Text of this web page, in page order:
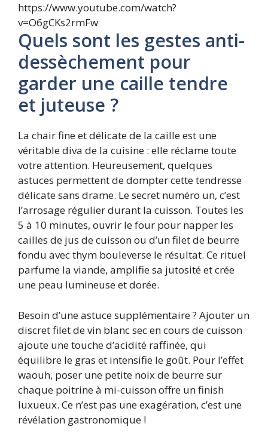
https://www.youtube.com/watch?
v=O6gCKs2rmFw
Quels sont les gestes anti-
dessèchement pour
garder une caille tendre
et juteuse ?
La chair fine et délicate de la caille est une
véritable diva de la cuisine : elle réclame toute
votre attention. Heureusement, quelques
astuces permettent de dompter cette tendresse
délicate sans drame. Le secret numéro un, c’est
l’arrosage régulier durant la cuisson. Toutes les
5 à 10 minutes, ouvrir le four pour napper les
cailles de jus de cuisson ou d’un filet de beurre
fondu avec thym bouleverse le résultat. Ce rituel
parfume la viande, amplifie sa jutosité et crée
une peau lumineuse et dorée.
Besoin d’une astuce supplémentaire ? Ajouter un
discret filet de vin blanc sec en cours de cuisson
ajoute une touche d’acidité raffinée, qui
équilibre le gras et intensifie le goût. Pour l’effet
waouh, poser une petite noix de beurre sur
chaque poitrine à mi-cuisson offre un finish
luxueux. Ce n’est pas une exagération, c’est une
révélation gastronomique !